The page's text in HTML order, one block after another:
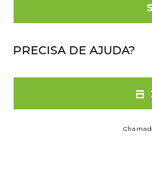
PRECISA DE AJUDA?